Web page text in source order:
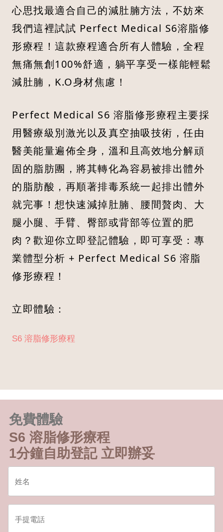
心思找最適合自己的減肚腩方法，不妨來
我們這裡試試 Perfect Medical S6溶脂修
形療程！這款療程適合所有人體驗，全程
無痛無創100%舒適，躺平享受一樣能輕鬆
減肚腩，K.O身材焦慮！
Perfect Medical S6 溶脂修形療程主要採
用醫療級別激光以及真空抽吸技術，任由
醫美能量遍佈全身，溫和且高效地分解頑
固的脂肪團，將其轉化為容易被排出體外
的脂肪酸，再順著排毒系統一起排出體外
就完事！想快速減掉肚腩、腰間贅肉、大
腿小腿、手臂、臀部或背部等位置的肥
肉？歡迎你立即登記體驗，即可享受：專
業體型分析 + Perfect Medical S6 溶脂
修形療程！
立即體驗：
S6 溶脂修形療程
免費體驗
S6 溶脂修形療程
1分鐘自助登記 立即辦妥